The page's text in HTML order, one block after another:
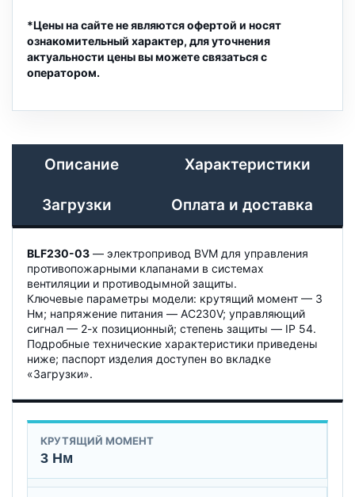
*Цены на сайте не являются офертой и носят
ознакомительный характер, для уточнения
актуальности цены вы можете связаться с
оператором.
Описание Характеристики
Загрузки Оплата и доставка
BLF230-03 — электропривод BVM для управления
противопожарными клапанами в системах
вентиляции и противодымной защиты.
Ключевые параметры модели: крутящий момент — 3
Нм; напряжение питания — AC230V; управляющий
сигнал — 2-х позиционный; степень защиты — IP 54.
Подробные технические характеристики приведены
ниже; паспорт изделия доступен во вкладке
«Загрузки».
КРУТЯЩИЙ МОМЕНТ
3 Нм